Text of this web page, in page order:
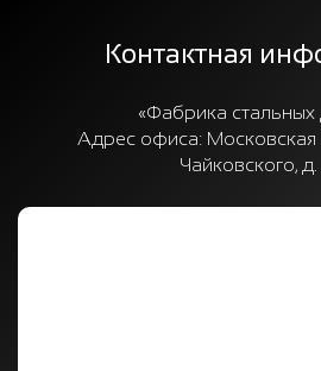
Контактная
«Фабрика стальных
Адрес офиса: Московская
Чайковского, д.